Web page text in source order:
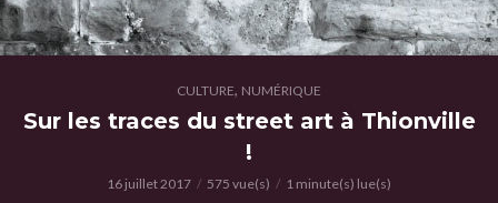
CULTURE, NUMÉRIQUE
Sur les traces du street art à Thionville
!
16 juillet 2017 575 vue(s) 1 minute(s) lue(s)